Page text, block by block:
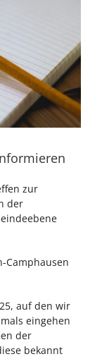
zur
der
Camphausen
auf den wir
eingehen
der
bekannt